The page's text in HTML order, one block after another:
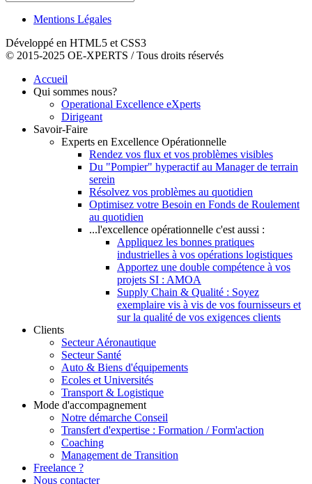
Mentions Légales
Développé en HTML5 et CSS3
© 2015-2025 OE-XPERTS / Tous droits réservés
Accueil
Qui sommes nous?
Operational Excellence eXperts
Dirigeant
Savoir-Faire
Experts en Excellence Opérationnelle
Rendez vos flux et vos problèmes visibles
Du "Pompier" hyperactif au Manager de terrain
serein
Résolvez vos problèmes au quotidien
Optimisez votre Besoin en Fonds de Roulement
au quotidien
...l'excellence opérationnelle c'est aussi :
Appliquez les bonnes pratiques
industrielles à vos opérations logistiques
Apportez une double compétence à vos
projets SI : AMOA
Supply Chain & Qualité : Soyez
exemplaire vis à vis de vos fournisseurs et
sur la qualité de vos exigences clients
Clients
Secteur Aéronautique
Secteur Santé
Auto & Biens d'équipements
Ecoles et Universités
Transport & Logistique
Mode d'accompagnement
Notre démarche Conseil
Transfert d'expertise : Formation / Form'action
Coaching
Management de Transition
Freelance ?
Nous contacter